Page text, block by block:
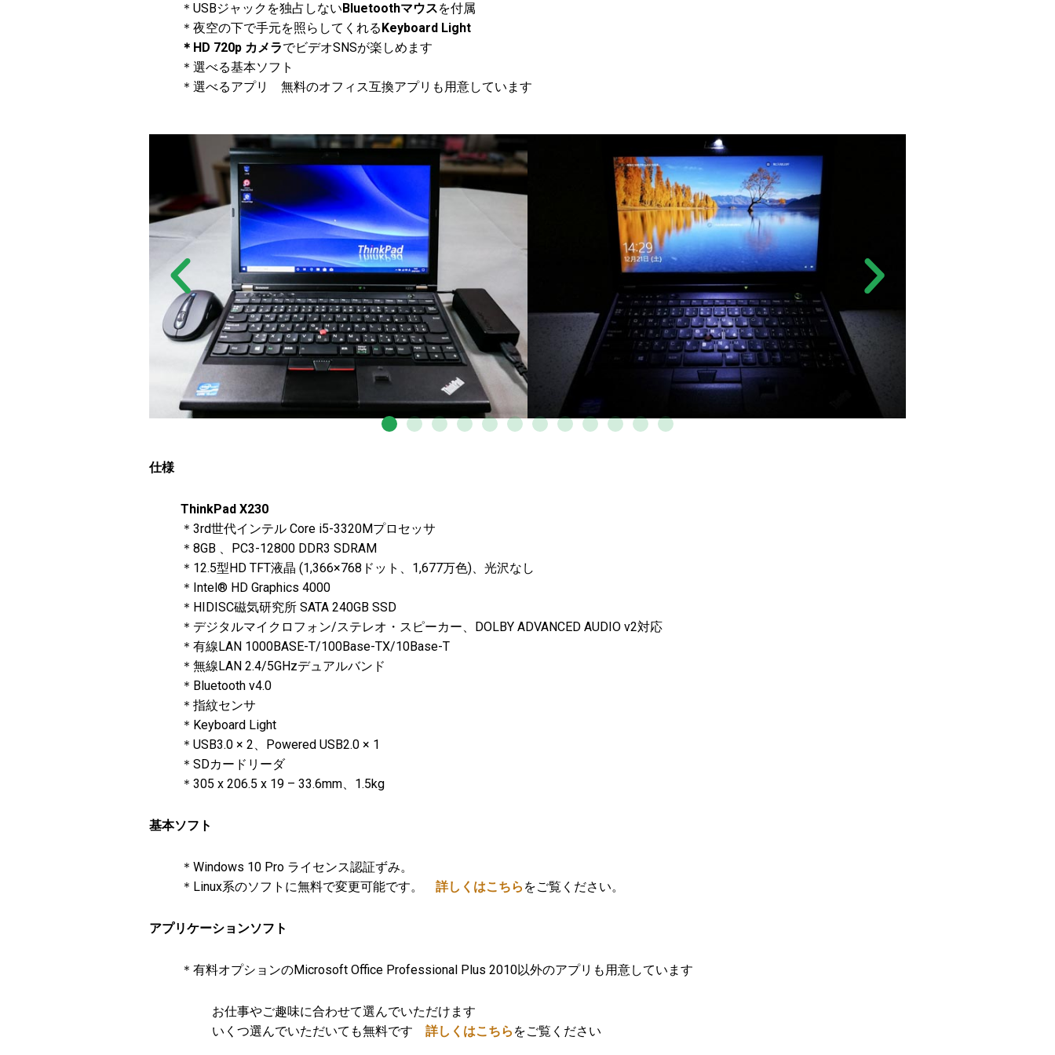
＊USBジャックを独占しないBluetoothマウスを付属
＊夜空の下で手元を照らしてくれるKeyboard Light
＊HD 720p カメラでビデオSNSが楽しめます
＊選べる基本ソフト
＊選べるアプリ 無料のオフィス互換アプリも用意しています
仕様
ThinkPad X230
＊3rd世代インテル Core i5-3320Mプロセッサ
＊8GB 、PC3-12800 DDR3 SDRAM
＊12.5型HD TFT液晶 (1,366×768ドット、1,677万色)、光沢なし
＊Intel® HD Graphics 4000
＊HIDISC磁気研究所 SATA 240GB SSD
＊デジタルマイクロフォン/ステレオ・スピーカー、DOLBY ADVANCED AUDIO v2対応
＊有線LAN 1000BASE-T/100Base-TX/10Base-T
＊無線LAN 2.4/5GHzデュアルバンド
＊Bluetooth v4.0
＊指紋センサ
＊Keyboard Light
＊USB3.0 × 2、Powered USB2.0 × 1
＊SDカードリーダ
＊305 x 206.5 x 19 – 33.6mm、1.5kg
基本ソフト
＊Windows 10 Pro ライセンス認証ずみ。
＊Linux系のソフトに無料で変更可能です。 詳しくはこちら をご覧ください。
アプリケーションソフト
＊有料オプションのMicrosoft Office Professional Plus 2010以外のアプリも用意しています
お仕事やご趣味に合わせて選んでいただけます
いくつ選んでいただいても無料です 詳しくはこちら をご覧ください